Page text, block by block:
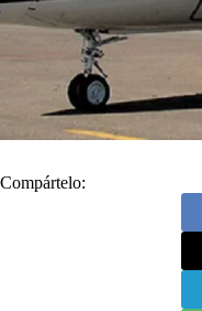
Compártelo: